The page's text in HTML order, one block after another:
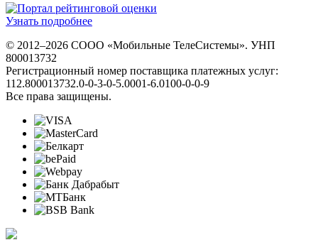
Узнать подробнее
© 2012–2026 СООО «Мобильные ТелеСистемы». УНП
800013732
Регистрационный номер поставщика платежных услуг:
112.800013732.0-0-3-0-5.0001-6.0100-0-0-9
Все права защищены.